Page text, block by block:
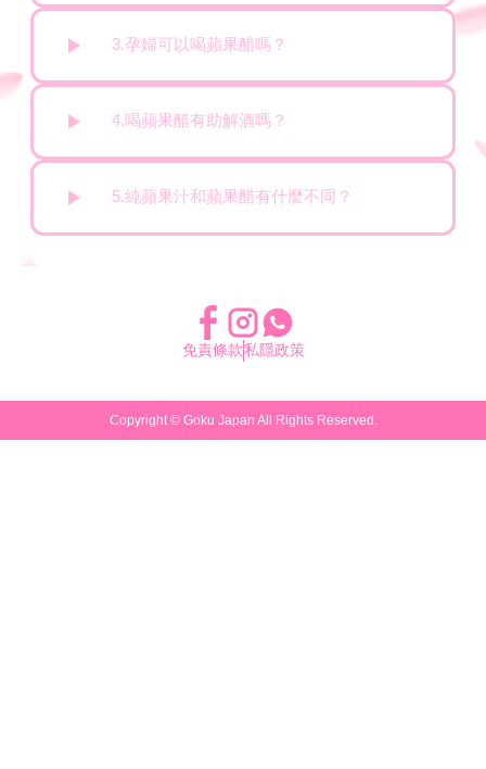
3.孕婦可以喝蘋果醋嗎？
4.喝蘋果醋有助解酒嗎？
5.純蘋果汁和蘋果醋有什麼不同？
免責條款私隱政策
Copyright © Goku Japan All Rights Reserved.